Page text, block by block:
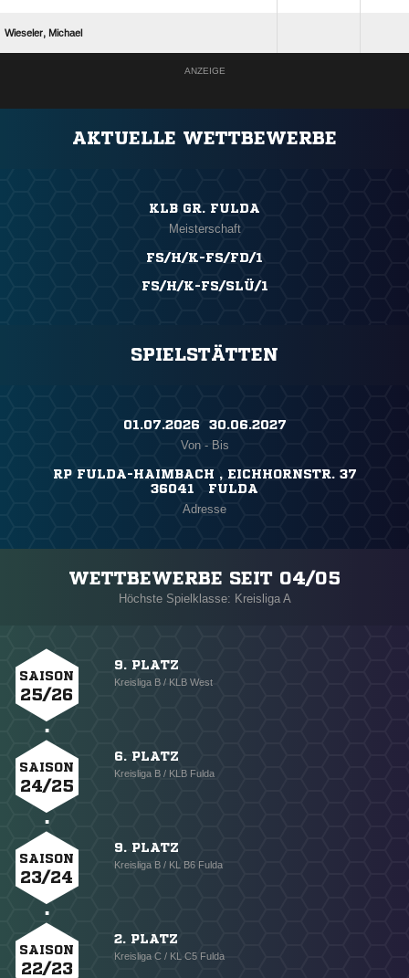
 
ANZEIGE
AKTUELLE WETTBEWERBE
KLB GR. FULDA
Meisterschaft
FS/H/K-FS/FD/1
FS/H/K-FS/SLÜ/1
SPIELSTÄTTEN
01.07.2026 ​ 30.06.2027
Von - Bis
RP FULDA-HAIMBACH , EICHHORNSTR. 37
36041 FULDA
Adresse
WETTBEWERBE SEIT 04/05
Höchste Spielklasse: Kreisliga A
SAISON
25/26
9. PLATZ
Kreisliga B / KLB West
SAISON
24/25
6. PLATZ
Kreisliga B / KLB Fulda
SAISON
23/24
9. PLATZ
Kreisliga B / KL B6 Fulda
SAISON
22/23
2. PLATZ
Kreisliga C / KL C5 Fulda